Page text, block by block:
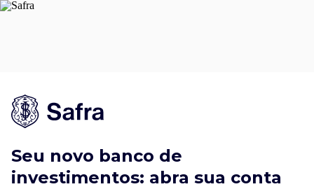
Seu novo banco de
investimentos: abra sua conta